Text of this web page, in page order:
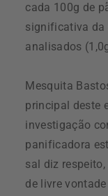
cada 100g de
significativa da
analisados
Mesquita
principal deste
investigação
panificadora
sal diz respeito,
de livre